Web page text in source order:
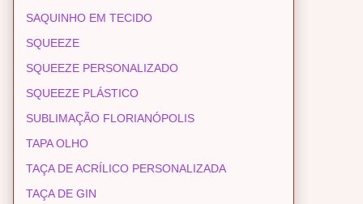
SAQUINHO EM TECIDO
SQUEEZE
SQUEEZE PERSONALIZADO
SQUEEZE PLÁSTICO
SUBLIMAÇÃO FLORIANÓPOLIS
TAPA OLHO
TAÇA DE ACRÍLICO PERSONALIZADA
TAÇA DE GIN